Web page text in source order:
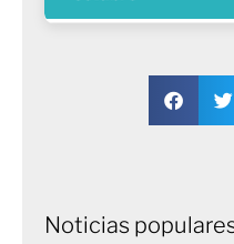
Noticias